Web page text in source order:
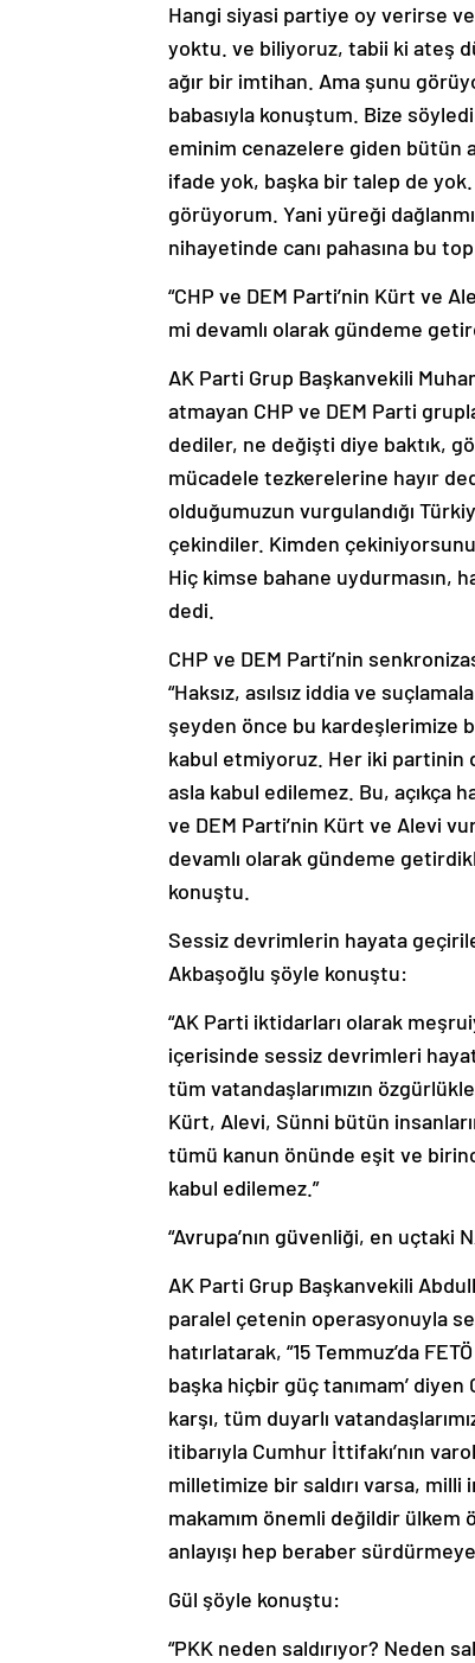
Hangi siyasi partiye oy verirse
yoktu. ve biliyoruz, tabii ki ateş
ağır bir imtihan. Ama şunu
babasıyla konuştum. Bize
eminim cenazelere giden bütün
ifade yok, başka bir talep de
görüyorum. Yani yüreği
nihayetinde canı pahasına bu
“CHP ve DEM Parti’nin Kürt ve
mi devamlı olarak gündeme
AK Parti Grup Başkanvekili
atmayan CHP ve DEM Parti
dediler, ne değişti diye baktık,
mücadele tezkerelerine hayır
olduğumuzun vurgulandığı
çekindiler. Kimden
Hiç kimse bahane uydurmasın,
dedi.
CHP ve DEM Parti’nin
“Haksız, asılsız iddia ve
şeyden önce bu kardeşlerimize
kabul etmiyoruz. Her iki partinin
asla kabul edilemez. Bu, açıkça
ve DEM Parti’nin Kürt ve Alevi
devamlı olarak gündeme
konuştu.
Sessiz devrimlerin hayata
Akbaşoğlu şöyle konuştu:
“AK Parti iktidarları olarak
içerisinde sessiz devrimleri
tüm vatandaşlarımızın
Kürt, Alevi, Sünni bütün
tümü kanun önünde eşit ve
kabul edilemez.”
“Avrupa’nın güvenliği, en uçtaki
AK Parti Grup Başkanvekili
paralel çetenin operasyonuyla
hatırlatarak, “15 Temmuz’da
başka hiçbir güç tanımam’
karşı, tüm duyarlı
itibarıyla Cumhur İttifakı’nın
milletimize bir saldırı varsa, milli
makamım önemli değildir ülkem
anlayışı hep beraber
Gül şöyle konuştu:
“PKK neden saldırıyor? Neden